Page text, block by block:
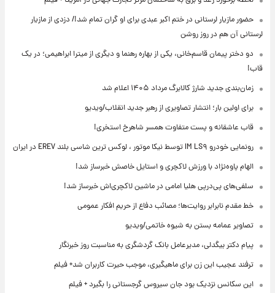
حضور مازیار لرستانی در ختم اکبر عبدی برای او گران تمام شد!/ دزدی از مازیار
لرستانی آن هم در روز روشن
دو دختر پیمان قاسم‌خانی، یکی از بهاره رهنما و دیگری از میترا ابراهیمی؛ در یک
قاب!
زمان‌بندی جدید شارژ کالابرگ مرداد ۱۴۰۵ اعلام شد
برای اولین بار؛ انتشار تصاویری از رهبر جدید انقلاب/ویدیو
قاب عاشقانه و پست متفاوت همسر شاهرخ استخری!
رونمایی خودرو IM LS۹ توسط نیکا موتور ، لوکس ترین شاسی بلند EREV در ایران
الهام پاوه‌نژاد با ورزش لاکچری و استایل خاصش خبرساز شد!
سلفی‌های پی‌درپی هلیا امامی در ماشین لاکچری‌اش خبرساز شد!
خط مقدم نابرابر روایت‌ها؛ مصائب دفاع از حریم افکار عمومی
تصاویر عمامه بستن به شیوه خاتمی/ویدیو
پیام دکتر بیگدلی، مدیرعامل بانک گردشگری به مناسبت روز خبرنگار
ترفند عجیب این زن برای ماهیگیری، موجب حیرت کاربران شد+ فیلم
این سکانس نزدیک بود جان سیروس گرجستانی را بگیرد + فیلم